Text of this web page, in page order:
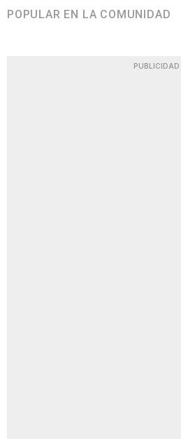
POPULAR EN LA COMUNIDAD
PUBLICIDAD